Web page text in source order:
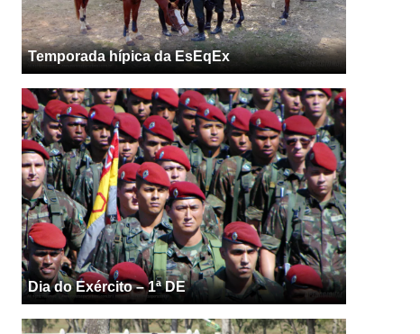
Temporada hípica da EsEqEx
Dia do Exército – 1ª DE